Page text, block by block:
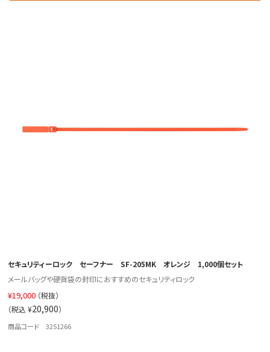
セキュリティーロック セーフナー SF-205MK オレンジ 1,000個セット
メールバッグや硬貨袋の封印におすすめのセキュリティロック
¥19,000 （税抜）
（税込 ¥20,900）
商品コード 3251266